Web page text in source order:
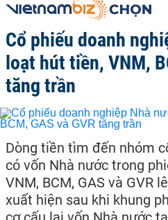
Cổ phiếu doanh
loạt hút tiền, VNM,
tăng trần
Dòng tiền tìm đến nhóm
có vốn Nhà nước trong
VNM, BCM, GAS và GVR
xuất hiện sau khi khung